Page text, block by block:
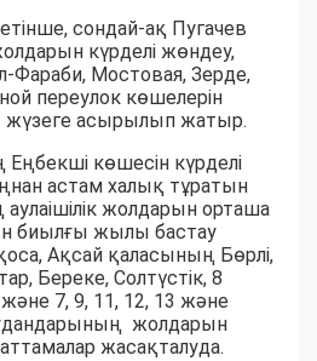
сондай-ақ Пугачев
күрделі жөндеу,
Фараби, Мостовая, Зерде,
переулок көшелерін
асырылып жатыр.
көшесін күрделі
астам халық тұратын
жолдарын орташа
биылғы жылы бастау
Ақсай қаласының Бөрлі,
Береке, Солтүстік, 8
7, 9, 11, 12, 13 және
жолдарын
жасақталуда.